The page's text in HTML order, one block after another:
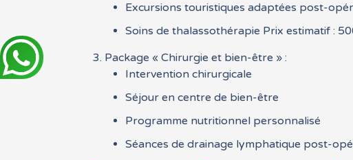
Excursions touristiques adaptées post-
Soins de thalassothérapie Prix estimatif :
Package « Chirurgie et bien-être » :
Intervention chirurgicale
Séjour en centre de bien-être
Programme nutritionnel personnalisé
Séances de drainage lymphatique post-